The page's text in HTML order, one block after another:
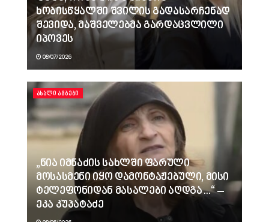
ხობისწყალში შვილის გადასარჩენად
შევიდა, მაშველებმა გარდაცვლილი
იპოვეს
08/07/2026
ᲐᲮᲐᲚᲘ ᲐᲛᲑᲔᲑᲘ
„ნია იმნაძის სახლში ფარული
მოსასმენი იყო დამონტაჟებული, მისი
ტელეფონიდან მასალები აღდგა…“ –
ეკა კუპატაძე